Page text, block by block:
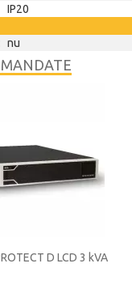
IP20
nu
D LCD 3 kVA